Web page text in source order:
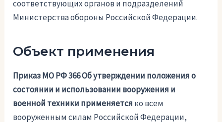
соответствующих органов и подразделений
Министерства обороны Российской Федерации.
Объект применения
Приказ МО РФ 366 Об утверждении положения о
состоянии и использовании вооружения и
военной техники применяется ко всем
вооруженным силам Российской Федерации,